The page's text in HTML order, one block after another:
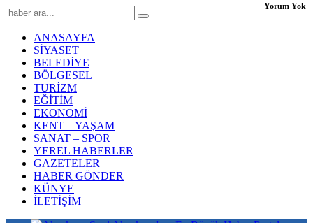
ANASAYFA
SİYASET
BELEDİYE
BÖLGESEL
TURİZM
EĞİTİM
EKONOMİ
KENT – YAŞAM
SANAT – SPOR
YEREL HABERLER
GAZETELER
HABER GÖNDER
KÜNYE
İLETİŞİM
Yorum Yok